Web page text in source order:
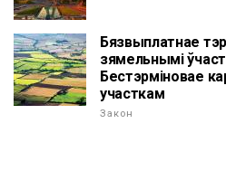
Бязвыплатнае
зямельнымі
Бестэрміновае
участкам
Закон